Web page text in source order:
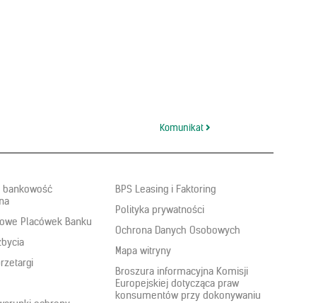
Komunikat
bankowość
Placówek Banku
BPS Leasing i Faktoring
Polityka prywatności
Ochrona Danych Osobowych
Mapa witryny
Broszura informacyjna Komisji
Europejskiej dotycząca praw
konsumentów przy dokonywaniu